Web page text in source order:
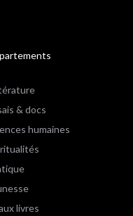
& docs
humaines
livres